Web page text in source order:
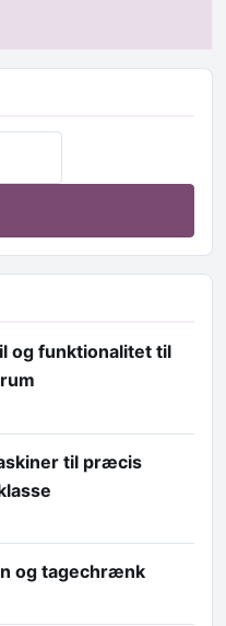
og funktionalitet til
til præcis
og tagechrænk